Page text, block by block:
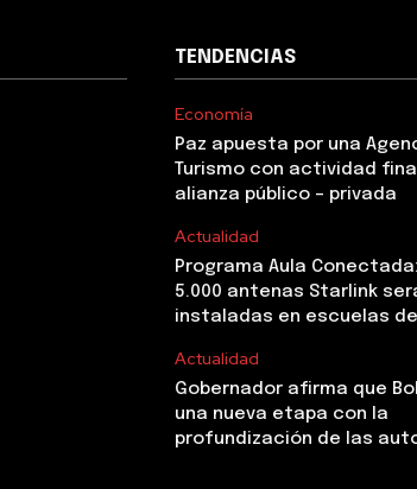
TENDENCIAS
Economía
Paz apuesta por una
Turismo con actividad
alianza público – privada
Actualidad
Programa Aula
5.000 antenas Starlink
instaladas en escuelas
Actualidad
Gobernador afirma que
una nueva etapa con la
profundización de las